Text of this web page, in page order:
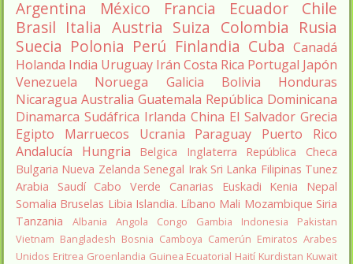
Argentina México Francia Ecuador
Chile
Brasil Italia Austria Suiza Colombia Rusia
Suecia Polonia Perú Finlandia Cuba Canadá
Holanda India Uruguay Irán Costa Rica Portugal Japón
Venezuela
Noruega Galicia Bolivia
Honduras
Nicaragua Australia Guatemala República Dominicana
Dinamarca Sudáfrica Irlanda China El Salvador Grecia
Egipto
Marruecos Ucrania Paraguay
Puerto Rico
Andalucía
Hungria Belgica Inglaterra
República Checa
Bulgaria Nueva Zelanda Senegal Irak Sri Lanka Filipinas Tunez
Arabia Saudí Cabo Verde Canarias Euskadi Kenia
Nepal
Somalia Bruselas Libia Islandia. Líbano Mali Mozambique Siria
Tanzania
Albania Angola Congo Gambia Indonesia
Pakistan
Vietnam Bangladesh Bosnia Camboya Camerún Emiratos Arabes
Unidos Eritrea Groenlandia Guinea Ecuatorial Haití Kurdistan Kuwait